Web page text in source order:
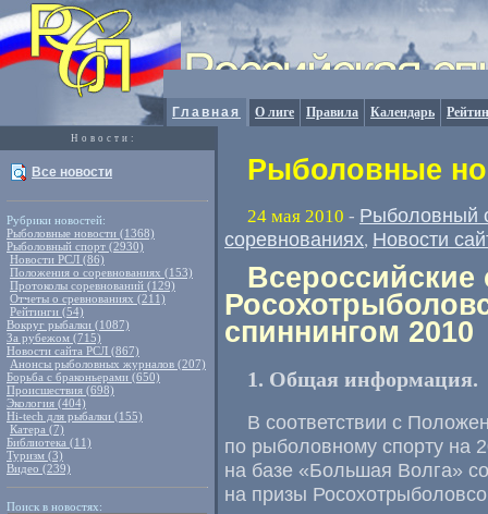
Главная О лиге Правила Календарь
Новости:
Все новости
Рубрики новостей:
Рыболовные новости (1368)
Рыболовный спорт (2930)
Новости РСЛ (86)
Положения о соревнованиях (153)
Протоколы соревнований (129)
Отчеты о сревнованиях (211)
Рейтинги (54)
Вокруг рыбалки (1087)
За рубежом (715)
Новости сайта РСЛ (867)
Анонсы рыболовных журналов (207)
Борьба с браконьерами (650)
Происшествия (698)
Экология (404)
Hi-tech для рыбалки (155)
Катера (7)
Библиотека (11)
Туризм (3)
Видео (239)
Поиск в новостях:
Рыболовные
24 мая 2010 - Рыболовный
соревнованиях, Новости
спиннингом 2010
1. Общая информация.
В соответствии с
по рыболовному спорту на
на базе «Большая Волга»
на призы